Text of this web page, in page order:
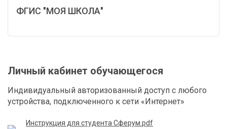
ФГИС "МОЯ ШКОЛА"
Личный кабинет обучающегося
Индивидуальный авторизованный доступ с любого
устройства, подключенного к сети «Интернет»
Инструкция для студента Сферум.pdf